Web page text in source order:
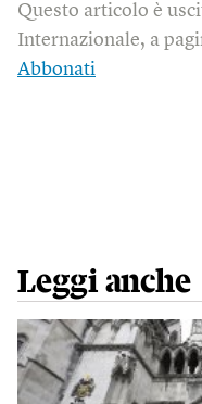
Questo articolo è
Internazionale, a
Abbonati
Leggi anche